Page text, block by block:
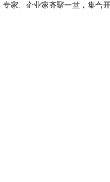
家、企业家齐聚一堂，集合